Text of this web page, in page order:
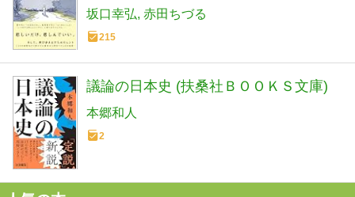
ア２８のこと
坂口幸弘 赤田ちづる
215
議論の日本史 (扶桑社ＢＯＯＫＳ文庫)
本郷和人
2